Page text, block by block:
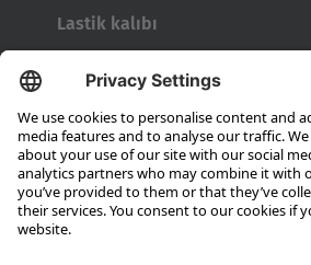
Lastik kalıbı
Kapılar ve pencereler
Şirket
Hubtex hakkında
Sürdürülebilirlik